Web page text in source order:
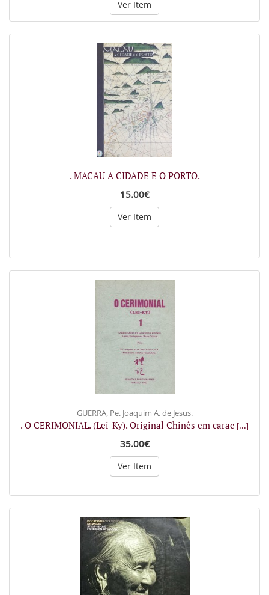
Ver Item
. MACAU A CIDADE E O PORTO.
15.00€
Ver Item
GUERRA, Pe. Joaquim A. de Jesus.
. O CERIMONIAL. (Lei-Ky). Original Chinês em carac [...]
35.00€
Ver Item